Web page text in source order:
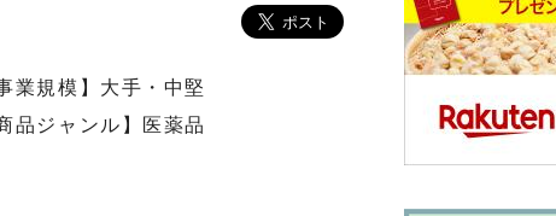
業規模】大手・中堅
品ジャンル】医薬品